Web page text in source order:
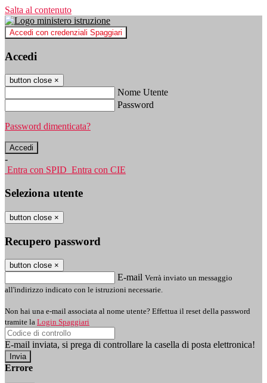
Salta al contenuto
Accedi con credenziali Spaggiari
Accedi
button close ×
Nome Utente
Password
Password dimenticata?
-
Entra con SPID Entra con CIE
Seleziona utente
button close ×
Recupero password
button close ×
E-mail Verrà inviato un messaggio
all'indirizzo indicato con le istruzioni necessarie.
Non hai una e-mail associata al nome utente? Effettua il reset della password
tramite la Login Spaggiari
E-mail inviata, si prega di controllare la casella di posta elettronica!
Errore